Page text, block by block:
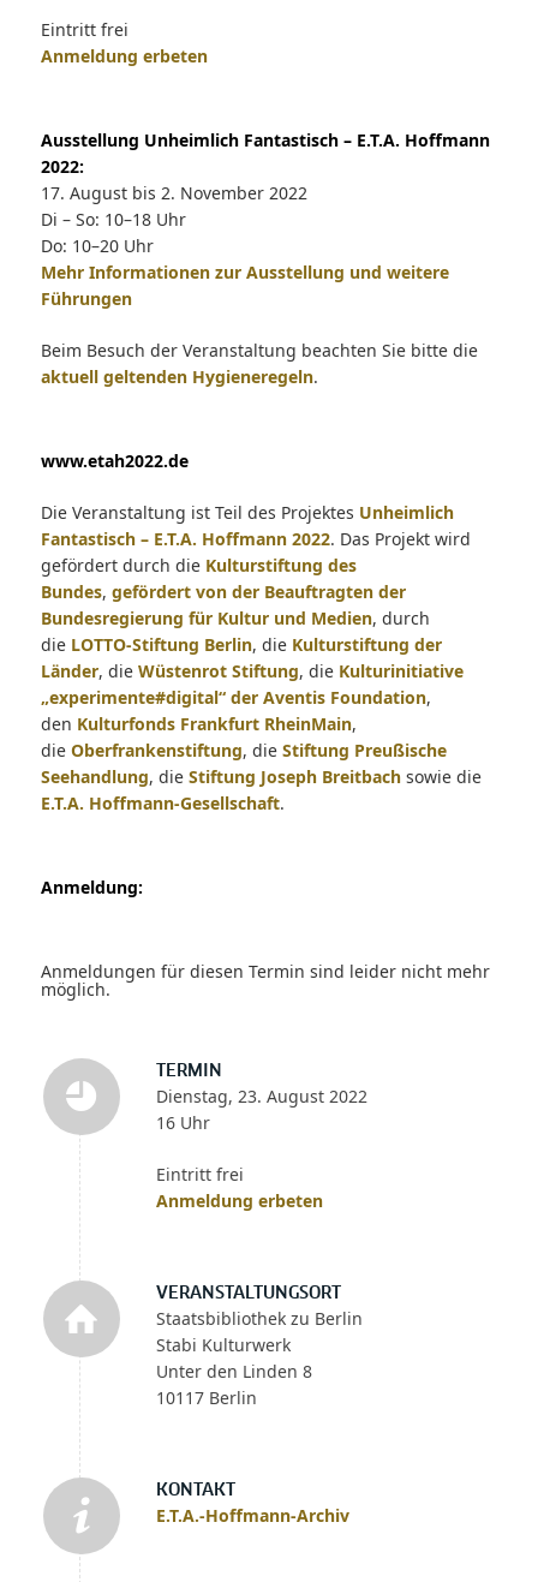
TERMIN
Dienstag, 23. August 2022
16 Uhr
Eintritt frei
Anmeldung erbeten
VERANSTALTUNGSORT
Staatsbibliothek zu Berlin
Stabi Kulturwerk
Unter den Linden 8
10117 Berlin
KONTAKT
E.T.A.-Hoffmann-Archiv
Eintritt frei
Anmeldung erbeten
Ausstellung Unheimlich Fantastisch – E.T.A. Hoffmann
2022:
17. August bis 2. November 2022
Di – So: 10–18 Uhr
Do: 10–20 Uhr
Mehr Informationen zur Ausstellung und weitere
Führungen
Beim Besuch der Veranstaltung beachten Sie bitte die
aktuell geltenden Hygieneregeln.
www.etah2022.de
Die Veranstaltung ist Teil des Projektes Unheimlich
Fantastisch – E.T.A. Hoffmann 2022. Das Projekt wird
gefördert durch die Kulturstiftung des
Bundes, gefördert von der Beauftragten der
Bundesregierung für Kultur und Medien, durch
die LOTTO-Stiftung Berlin, die Kulturstiftung der
Länder, die Wüstenrot Stiftung, die Kulturinitiative
„experimente#digital“ der Aventis Foundation,
den Kulturfonds Frankfurt RheinMain,
die Oberfrankenstiftung, die Stiftung Preußische
Seehandlung, die Stiftung Joseph Breitbachsowie die
E.T.A. Hoffmann-Gesellschaft.
Anmeldung:
Anmeldungen für diesen Termin sind leider nicht mehr
möglich.